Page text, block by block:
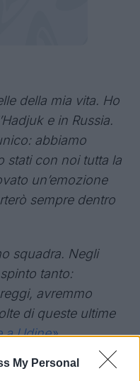
My Personal
della mia vita. Ho
e in Russia.
abbiamo
stati con noi tutta la
un’emozione
sempre dentro
squadra. Negli
tanto:
avremmo
di queste ultime
a Udine».
fiducia in tutti i